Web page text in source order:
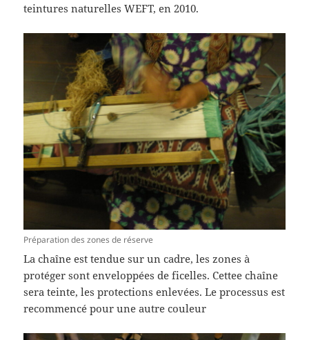
teintures naturelles WEFT, en 2010.
Préparation des zones de réserve
La chaîne est tendue sur un cadre, les zones à
protéger sont enveloppées de ficelles. Cettee chaîne
sera teinte, les protections enlevées. Le processus est
recommencé pour une autre couleur